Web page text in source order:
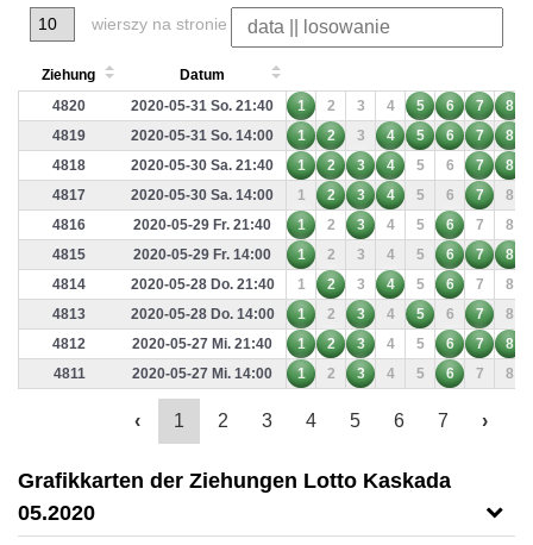
wierszy na stronie
Ziehung
Datum
4820
2020-05-31 So. 21:40 1 2 3 4 5 6 7
8
4819
2020-05-31 So. 14:00 1 2 3 4 5 6 7
8
4818
2020-05-30 Sa. 21:40 1 2 3 4 5 6 7
8
4817
2020-05-30 Sa. 14:00 1 2 3 4 5 6 7
8
4816
2020-05-29 Fr. 21:40 1 2 3 4 5 6 7
8
4815
2020-05-29 Fr. 14:00 1 2 3 4 5 6 7
8
4814
2020-05-28 Do. 21:40 1 2 3 4 5 6 7
8
4813
2020-05-28 Do. 14:00 1 2 3 4 5 6 7
8
4812
2020-05-27 Mi. 21:40 1 2 3 4 5 6 7
8
4811
2020-05-27 Mi. 14:00 1 2 3 4 5 6 7 8
‹ 1 2 3 4 5 6 7 ›
Grafikkarten der Ziehungen Lotto Kaskada
05.2020